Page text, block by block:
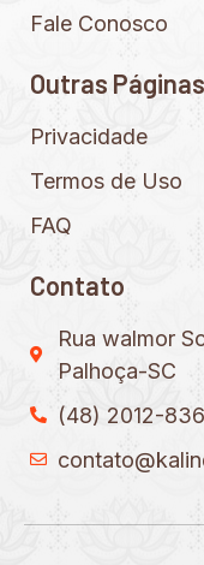
Fale Conosco
Outras Páginas
Privacidade
Termos de Uso
FAQ
Contato
Rua walmor
Palhoça-SC
(48) 2012-